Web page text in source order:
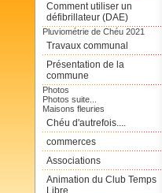
Comment utiliser un
défibrillateur (DAE)
Pluviométrie de Chéu 2021
Travaux communal
Présentation de la
commune
Photos
Photos suite...
Maisons fleuries
Chéu d'autrefois....
commerces
Associations
Animation du Club Temps
Libre